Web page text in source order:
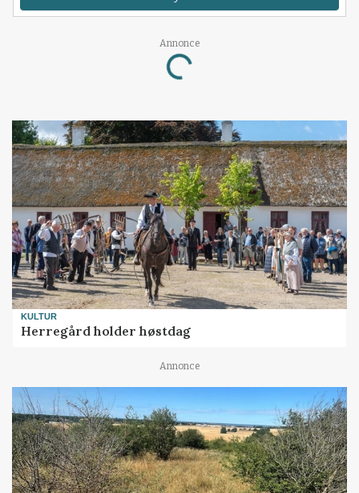
Annonce
Loading...
KULTUR
Herregård holder høstdag
Annonce